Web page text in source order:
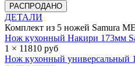
РАСПРОДАНО
ДЕТАЛИ
Комплект из 5 ножей Samura
Нож кухонный Накири 173мм
1 × 11810 руб
Нож кухонный универсальный